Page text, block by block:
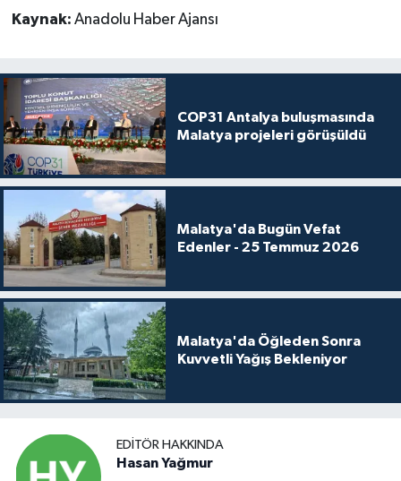
Kaynak: Anadolu Haber Ajansı
COP31 Antalya buluşmasında
Malatya projeleri görüşüldü
Malatya'da Bugün Vefat
Edenler - 25 Temmuz 2026
Malatya'da Öğleden Sonra
Kuvvetli Yağış Bekleniyor
EDITÖR HAKKINDA
Hasan Yağmur